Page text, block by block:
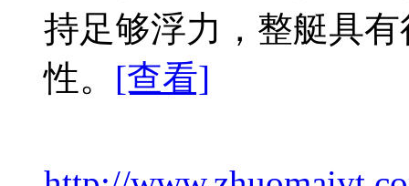
持足够浮力，整艇具
性。 [查看]